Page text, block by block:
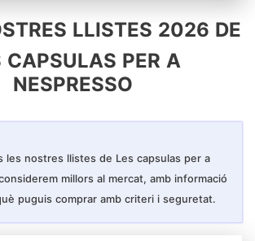
LLISTES 2026 DE
CAPSULAS PER A
NESPRESSO
les nostres llistes de Les capsulas per a
millors al mercat, amb informació
puguis comprar amb criteri i seguretat.